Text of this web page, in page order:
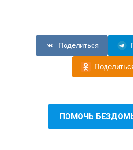
Поделиться
ПОМОЧЬ